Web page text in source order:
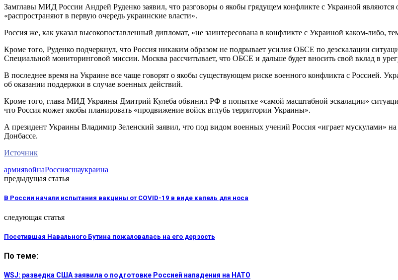
Замглавы МИД России Андрей Руденко заявил, что разговоры о якобы грядущем конфликте с Украиной
«распространяют в первую очередь украинские власти».
Россия же, как указал высокопоставленный дипломат, «не заинтересована в конфликте с Украиной каком-либо,
Кроме того, Руденко подчеркнул, что Россия никаким образом не подрывает усилия ОБСЕ по деэскалации
Специальной мониторинговой миссии. Москва рассчитывает, что ОБСЕ и дальше будет вносить свой вклад в
В последнее время на Украине все чаще говорят о якобы существующем риске военного конфликта с Россией.
об оказании поддержки в случае военных действий.
Кроме того, глава МИД Украины Дмитрий Кулеба обвинил РФ в попытке «самой масштабной эскалации»
что Россия может якобы планировать «продвижение войск вглубь территории Украины».
А президент Украины Владимир Зеленский заявил, что под видом военных учений Россия «играет мускулами»
Донбассе.
Источник
армиявойнаРоссиясшаукраина
предыдущая статья
В России начали испытания вакцины от COVID-19 в виде капель для носа
следующая статья
Посетившая Навального Бутина пожаловалась на его дерзость
По теме:
WSJ: разведка США заявила о подготовке Россией нападения на НАТО